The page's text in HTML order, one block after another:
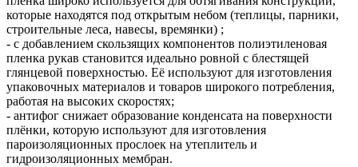
которые находятся под открытым небом (теплицы, парники,
строительные леса, навесы, времянки) ;
- с добавлением скользящих компонентов полиэтиленовая
пленка рукав становится идеально ровной с блестящей
глянцевой поверхностью. Её используют для изготовления
упаковочных материалов и товаров широкого потребления,
работая на высоких скоростях;
- антифог снижает образование конденсата на поверхности
плёнки, которую используют для изготовления
пароизоляционных прослоек на утеплитель и
гидроизоляционных мембран.